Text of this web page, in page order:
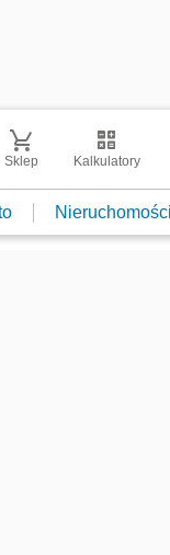
Sklep Kalkulatory
Nieruchomości